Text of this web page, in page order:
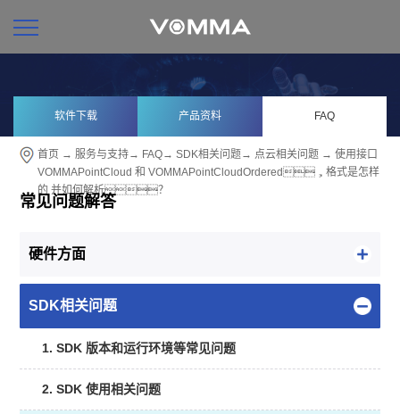
软件下载 产品资料 FAQ
首页 →服务与支持→ FAQ→SDK相关问题 → 点云相关问题 → 使用接口
VOMMAPointCloud 和 VOMMAPointCloudOrdered，格式是怎样
的 并如何解析？
常见问题解答
硬件方面
SDK相关问题
1. SDK 版本和运行环境等常见问题
2. SDK 使用相关问题